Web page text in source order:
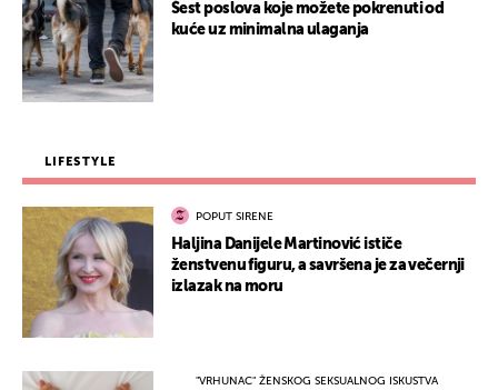
Šest poslova koje možete pokrenuti od
kuće uz minimalna ulaganja
LIFESTYLE
POPUT SIRENE
Haljina Danijele Martinović ističe
ženstvenu figuru, a savršena je za večernji
izlazak na moru
"VRHUNAC" ŽENSKOG SEKSUALNOG ISKUSTVA